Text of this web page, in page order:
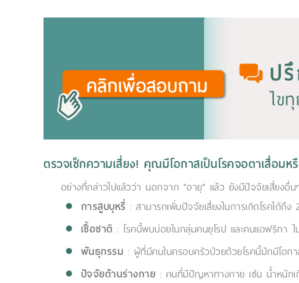
ตรวจเช็กความเสี่ยง! คุณมีโอกาสเป็นโรคจอตาเสื่อมห
อย่างที่กล่าวไปแล้วว่า นอกจาก ”อายุ” แล้ว ยังมีปัจจัยเสี่ยง
การสูบบุหรี่ : สามารถเพิ่มปัจจัยเสี่ยงในการเกิดโรคได้ถึง
เชื้อชาติ : โรคนี้พบบ่อยในกลุ่มคนยุโรป และคนแอฟริกา
พันธุกรรม : ผู้ที่มีคนในครอบครัวป่วยด้วยโรคนี้มักมีโอกา
ปัจจัยด้านร่างกาย : คนที่มีปัญหาทางกาย เช่น น้ำหนักเ